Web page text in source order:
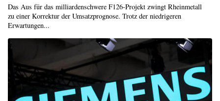
Das Aus für das milliardenschwere F126-Projekt zwingt Rheinmetall
zu einer Korrektur der Umsatzprognose. Trotz der niedrigeren
Erwartungen...